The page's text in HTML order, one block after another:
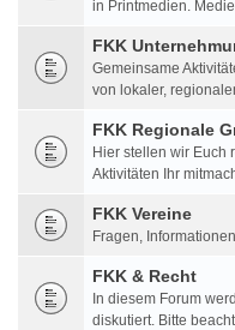
in Printmedien.
FKK
Gemeinsame
von lokaler,
FKK Regionale
Hier stellen wir Euch
Aktivitäten Ihr
FKK Vereine
Fragen,
FKK & Recht
In diesem Forum
diskutiert. Bitte